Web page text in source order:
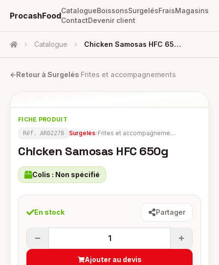
ProcashFood
CatalogueBoissonsSurgelésFraisMagasins
ContactDevenir client
Accueil Catalogue Chicken Samosas HFC 650g
←Retour à Surgelés·Frites et accompagnements
FICHE PRODUIT
Réf. AR02278 Surgelés› Frites et accompagnements
Chicken Samosas HFC 650g
Colis : Non spécifié
En stock Partager
1
Ajouter au devis